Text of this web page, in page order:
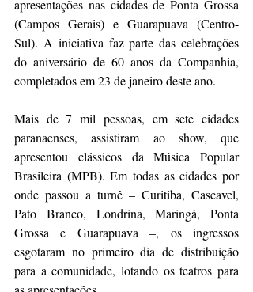
apresentações nas cidades de Ponta Grossa
(Campos Gerais) e Guarapuava (Centro-
Sul). A iniciativa faz parte das celebrações
do aniversário de 60 anos da Companhia,
completados em 23 de janeiro deste ano.
Mais de 7 mil pessoas, em sete cidades
paranaenses, assistiram ao show, que
apresentou clássicos da Música Popular
Brasileira (MPB). Em todas as cidades por
onde passou a turnê – Curitiba, Cascavel,
Pato Branco, Londrina, Maringá, Ponta
Grossa e Guarapuava –, os ingressos
esgotaram no primeiro dia de distribuição
para a comunidade, lotando os teatros para